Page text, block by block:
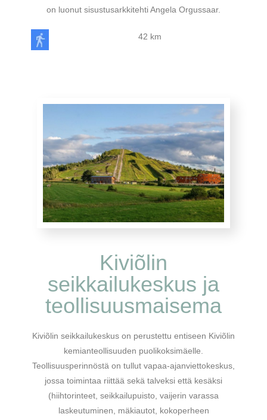
on luonut sisustusarkkitehti Angela Orgussaar.
42 km
Kiviõlin
seikkailukeskus ja
teollisuusmaisema
Kiviõlin seikkailukeskus on perustettu entiseen Kiviõlin
kemianteollisuuden puolikoksimäelle.
Teollisuusperinnöstä on tullut vapaa-ajanviettokeskus,
jossa toimintaa riittää sekä talveksi että kesäksi
(hiihtorinteet, seikkailupuisto, vaijerin varassa
laskeutuminen, mäkiautot, kokoperheen